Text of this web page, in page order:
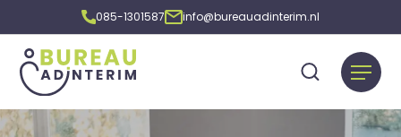
085-1301587 info@bureauadinterim.nl